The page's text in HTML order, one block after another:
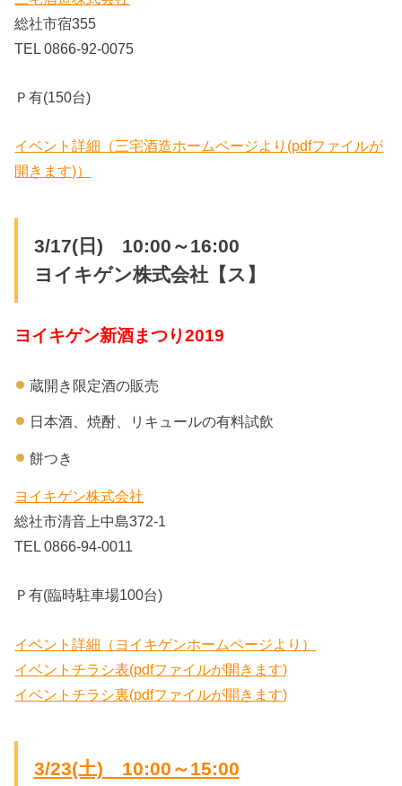
総社市宿355
TEL 0866-92-0075
Ｐ有(150台)
イベント詳細（三宅酒造ホームページより(pdfファイルが
開きます)）
3/17(日) 10:00～16:00
ヨイキゲン株式会社【ス】
ヨイキゲン新酒まつり2019
蔵開き限定酒の販売
日本酒、焼酎、リキュールの有料試飲
餅つき
ヨイキゲン株式会社
総社市清音上中島372-1
TEL 0866-94-0011
Ｐ有(臨時駐車場100台)
イベント詳細（ヨイキゲンホームページより）
イベントチラシ表(pdfファイルが開きます)
イベントチラシ裏(pdfファイルが開きます)
3/23(土) 10:00～15:00